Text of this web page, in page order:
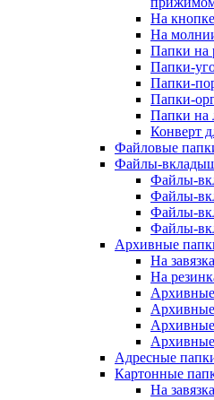
На кнопке
На
Папки на
Папки-
Папки-
Папки-
Папки на
Конверт
Файловые
Файлы-
Файлы-
Файлы-
Файлы-
Файлы-
Архивные
На
На
Архивные
Архивные
Адресные
Картонные
На